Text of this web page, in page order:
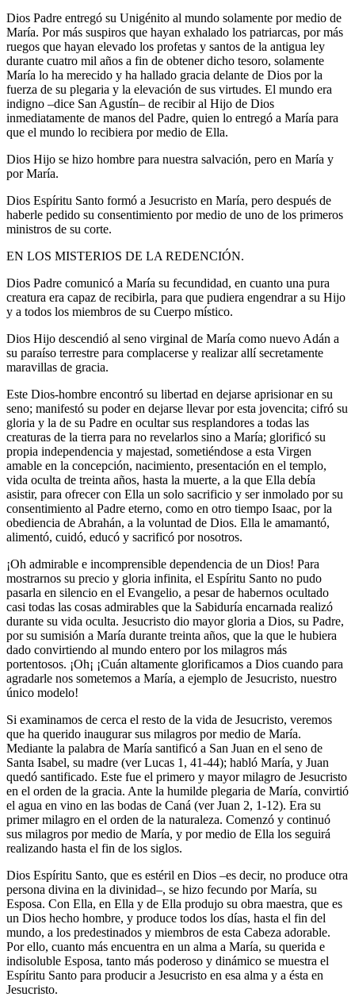
Dios Padre entregó su Unigénito al mundo solamente por medio de
María. Por más suspiros que hayan exhalado los patriarcas, por más
ruegos que hayan elevado los profetas y santos de la antigua ley
durante cuatro mil años a fin de obtener dicho tesoro, solamente
María lo ha merecido y ha hallado gracia delante de Dios por la
fuerza de su plegaria y la elevación de sus virtudes. El mundo era
indigno –dice San Agustín– de recibir al Hijo de Dios
inmediatamente de manos del Padre, quien lo entregó a María para
que el mundo lo recibiera por medio de Ella.
Dios Hijo se hizo hombre para nuestra salvación, pero en María y
por María.
Dios Espíritu Santo formó a Jesucristo en María, pero después de
haberle pedido su consentimiento por medio de uno de los primeros
ministros de su corte.
EN LOS MISTERIOS DE LA REDENCIÓN.
Dios Padre comunicó a María su fecundidad, en cuanto una pura
creatura era capaz de recibirla, para que pudiera engendrar a su Hijo
y a todos los miembros de su Cuerpo místico.
Dios Hijo descendió al seno virginal de María como nuevo Adán a
su paraíso terrestre para complacerse y realizar allí secretamente
maravillas de gracia.
Este Dios-hombre encontró su libertad en dejarse aprisionar en su
seno; manifestó su poder en dejarse llevar por esta jovencita; cifró su
gloria y la de su Padre en ocultar sus resplandores a todas las
creaturas de la tierra para no revelarlos sino a María; glorificó su
propia independencia y majestad, sometiéndose a esta Virgen
amable en la concepción, nacimiento, presentación en el templo,
vida oculta de treinta años, hasta la muerte, a la que Ella debía
asistir, para ofrecer con Ella un solo sacrificio y ser inmolado por su
consentimiento al Padre eterno, como en otro tiempo Isaac, por la
obediencia de Abrahán, a la voluntad de Dios. Ella le amamantó,
alimentó, cuidó, educó y sacrificó por nosotros.
¡Oh admirable e incomprensible dependencia de un Dios! Para
mostrarnos su precio y gloria infinita, el Espíritu Santo no pudo
pasarla en silencio en el Evangelio, a pesar de habernos ocultado
casi todas las cosas admirables que la Sabiduría encarnada realizó
durante su vida oculta. Jesucristo dio mayor gloria a Dios, su Padre,
por su sumisión a María durante treinta años, que la que le hubiera
dado convirtiendo al mundo entero por los milagros más
portentosos. ¡Oh¡ ¡Cuán altamente glorificamos a Dios cuando para
agradarle nos sometemos a María, a ejemplo de Jesucristo, nuestro
único modelo!
Si examinamos de cerca el resto de la vida de Jesucristo, veremos
que ha querido inaugurar sus milagros por medio de María.
Mediante la palabra de María santificó a San Juan en el seno de
Santa Isabel, su madre (ver Lucas 1, 41-44); habló María, y Juan
quedó santificado. Este fue el primero y mayor milagro de Jesucristo
en el orden de la gracia. Ante la humilde plegaria de María, convirtió
el agua en vino en las bodas de Caná (ver Juan 2, 1-12). Era su
primer milagro en el orden de la naturaleza. Comenzó y continuó
sus milagros por medio de María, y por medio de Ella los seguirá
realizando hasta el fin de los siglos.
Dios Espíritu Santo, que es estéril en Dios –es decir, no produce otra
persona divina en la divinidad–, se hizo fecundo por María, su
Esposa. Con Ella, en Ella y de Ella produjo su obra maestra, que es
un Dios hecho hombre, y produce todos los días, hasta el fin del
mundo, a los predestinados y miembros de esta Cabeza adorable.
Por ello, cuanto más encuentra en un alma a María, su querida e
indisoluble Esposa, tanto más poderoso y dinámico se muestra el
Espíritu Santo para producir a Jesucristo en esa alma y a ésta en
Jesucristo.